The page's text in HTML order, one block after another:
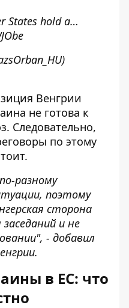
States hold a…
Венгрии
не готова к
Следовательно,
по этому
разному
поэтому
сторона
и не
- добавил
в ЕС: что